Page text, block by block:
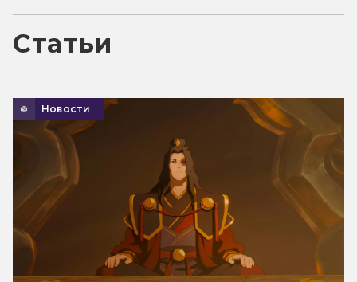
Статьи
Новости